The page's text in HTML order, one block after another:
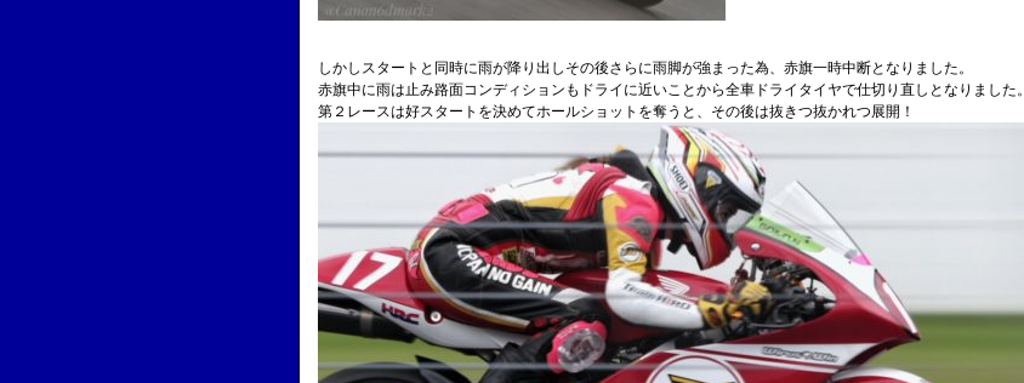
しかしスタートと同時に雨が降り出しその後さらに雨脚が強まった為、赤旗一時中断となりました。
赤旗中に雨は止み路面コンディションもドライに近いことから全車ドライタイヤで仕切り直しとなりました。
第２レースは好スタートを決めてホールショットを奪うと、その後は抜きつ抜かれつ展開！